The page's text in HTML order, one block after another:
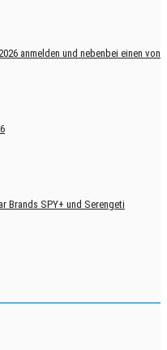
anmelden und nebenbei einen von
Brands SPY+ und Serengeti